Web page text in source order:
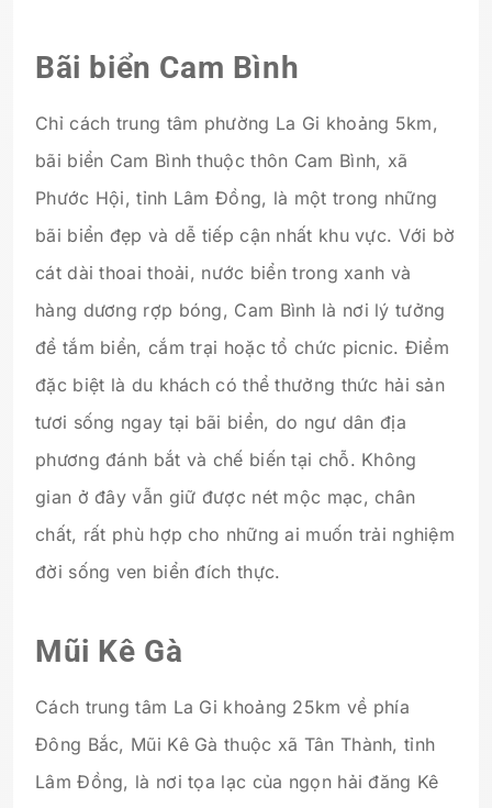
Bãi biển Cam Bình
Chỉ cách trung tâm phường La Gi khoảng 5km,
bãi biển Cam Bình thuộc thôn Cam Bình, xã
Phước Hội, tỉnh Lâm Đồng, là một trong những
bãi biển đẹp và dễ tiếp cận nhất khu vực. Với bờ
cát dài thoai thoải, nước biển trong xanh và
hàng dương rợp bóng, Cam Bình là nơi lý tưởng
để tắm biển, cắm trại hoặc tổ chức picnic. Điểm
đặc biệt là du khách có thể thưởng thức hải sản
tươi sống ngay tại bãi biển, do ngư dân địa
phương đánh bắt và chế biến tại chỗ. Không
gian ở đây vẫn giữ được nét mộc mạc, chân
chất, rất phù hợp cho những ai muốn trải nghiệm
đời sống ven biển đích thực.
Mũi Kê Gà
Cách trung tâm La Gi khoảng 25km về phía
Đông Bắc, Mũi Kê Gà thuộc xã Tân Thành, tỉnh
Lâm Đồng, là nơi tọa lạc của ngọn hải đăng Kê